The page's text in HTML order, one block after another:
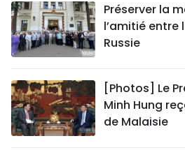
Préserver la
l’amitié entre
Russie
[Photos] Le
Minh Hung
de Malaisie